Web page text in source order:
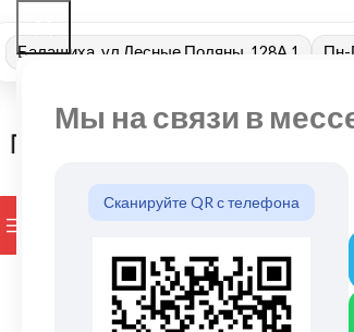
Мы на связи в
Сканируйте QR с телефона
Балашиха, ул Лесные Поляны, 128А 1 Пн-
ПРОСМОТР КАТЕГОРИЙ БРЕНДЫ